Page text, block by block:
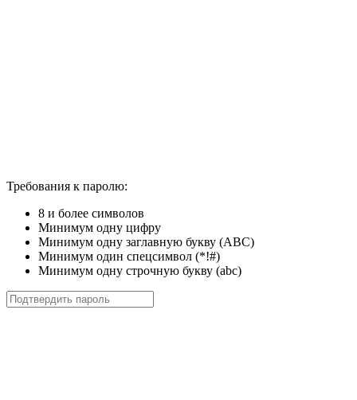
Требования к паролю:
8 и более символов
Минимум одну цифру
Минимум одну заглавную букву (ABC)
Минимум один спецсимвол (*!#)
Минимум одну строчную букву (abc)